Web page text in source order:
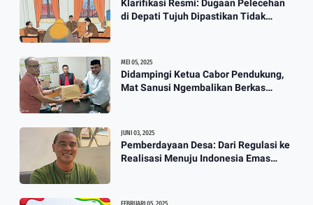
Berkah Banjir, Yusuf Pembuat
Perahu Kebanjiran Orderan Bikin
Perahu
3:57
Klarifikasi Resmi: Dugaan Pelecehan
di Depati Tujuh Dipastikan Tidak
MEI 05, 2025
Didampingi Ketua Cabor Pendukung,
Mat Sanusi Ngembalikan Berkas
JUNI 03, 2025
Pemberdayaan Desa: Dari Regulasi ke
Realisasi Menuju Indonesia Emas